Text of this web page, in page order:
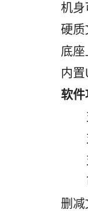
机身
硬
底
内
软件
支
支
支
可
删减